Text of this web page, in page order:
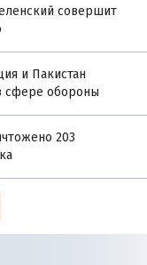
совершит
и Пакистан
сфере обороны
203